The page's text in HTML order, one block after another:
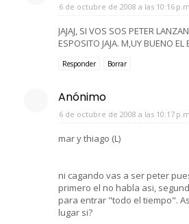
6 de octubre de 2008 a las 10:16 p.m.
JAJAJ, SI VOS SOS PETER
ESPOSITO JAJA. M,UY BUENO EL
Responder Borrar
Anónimo
6 de octubre de 2008 a las 10:17 p.m.
mar y thiago (L)
ni cagando vas a ser peter
primero el no habla asi,
para entrar "todo el tiempo".
lugar si?